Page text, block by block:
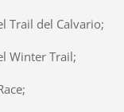
Trail del Calvario;
Winter Trail;